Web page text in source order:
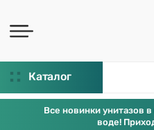
Каталог
Все новинки унитазов
воде!